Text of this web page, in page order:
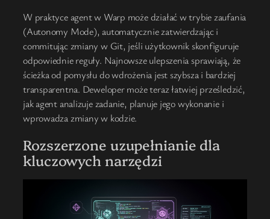
W praktyce agent w Warp może działać w trybie zaufania
(Autonomy Mode), automatycznie zatwierdzając i
commitując zmiany w Git, jeśli użytkownik skonfiguruje
odpowiednie reguły. Najnowsze ulepszenia sprawiają, że
ścieżka od pomysłu do wdrożenia jest szybsza i bardziej
transparentna. Deweloper może teraz łatwiej prześledzić,
jak agent analizuje zadanie, planuje jego wykonanie i
wprowadza zmiany w kodzie.
Rozszerzone uzupełnianie dla
kluczowych narzędzi